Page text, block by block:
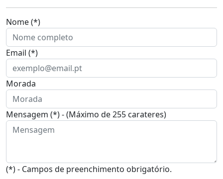
Nome (*)
Email (*)
Morada
Mensagem (*) - (Máximo de 255 carateres)
(*) - Campos de preenchimento obrigatório.